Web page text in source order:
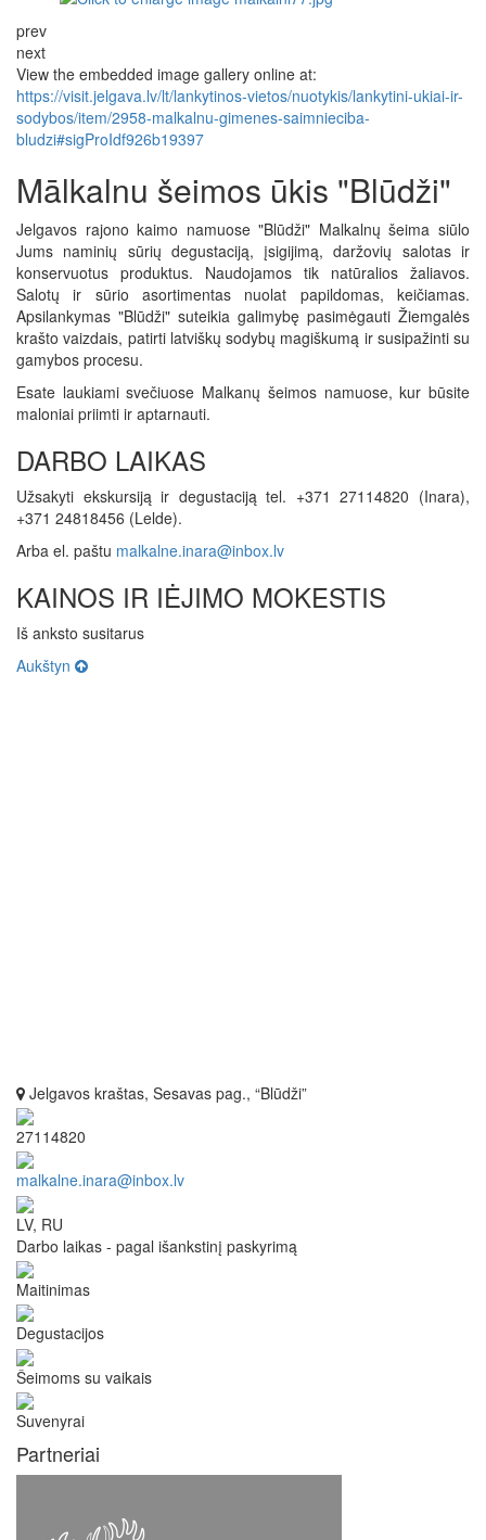
prev
next
View the embedded image gallery online at:
https://visit.jelgava.lv/lt/lankytinos-vietos/nuotykis/lankytini-ukiai-ir-
sodybos/item/2958-malkalnu-gimenes-saimnieciba-
bludzi#sigProIdf926b19397
Mālkalnu šeimos ūkis "Blūdži"
Jelgavos rajono kaimo namuose "Blūdži" Malkalnų šeima siūlo
Jums naminių sūrių degustaciją, įsigijimą, daržovių salotas ir
konservuotus produktus. Naudojamos tik natūralios žaliavos.
Salotų ir sūrio asortimentas nuolat papildomas, keičiamas.
Apsilankymas "Blūdži" suteikia galimybę pasimėgauti Žiemgalės
krašto vaizdais, patirti latviškų sodybų magiškumą ir susipažinti su
gamybos procesu.
Esate laukiami svečiuose Malkanų šeimos namuose, kur būsite
maloniai priimti ir aptarnauti.
DARBO LAIKAS
Užsakyti ekskursiją ir degustaciją tel. +371 27114820 (Inara),
+371 24818456 (Lelde).
Arba el. paštu malkalne.inara@inbox.lv
KAINOS IR IĖJIMO MOKESTIS
Iš anksto susitarus
Aukštyn
Jelgavos kraštas, Sesavas pag., “Blūdži”
27114820
malkalne.inara@inbox.lv
LV, RU
Darbo laikas - pagal išankstinį paskyrimą
Maitinimas
Degustacijos
Šeimoms su vaikais
Suvenyrai
Partneriai